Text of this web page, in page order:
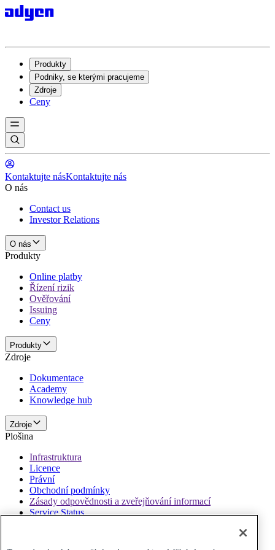
Produkty
Podniky, se kterými pracujeme
Zdroje
Ceny
Kontaktujte násKontaktujte nás
O nás
Contact us
Investor Relations
O nás
Produkty
Online platby
Řízení rizik
Ověřování
Issuing
Ceny
Produkty
Zdroje
Dokumentace
Academy
Knowledge hub
Zdroje
Plošina
Infrastruktura
Licence
Právní
Obchodní podmínky
Zásady odpovědnosti a zveřejňování informací
Service Status